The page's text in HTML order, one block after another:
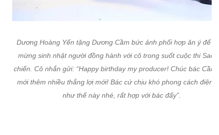
Dương Hoàng Yến tặng Dương Cầm bức ảnh phối hợp ăn ý để
mừng sinh nhật người đồng hành với cô trong suốt cuộc thi Sao
chiến. Cô nhắn gửi: “Happy birthday my producer! Chúc bác Cầm
mới thêm nhiều thắng lợi mới! Bác cứ chịu khó phong cách điên
như thế này nhé, rất hợp với bác đấy”.